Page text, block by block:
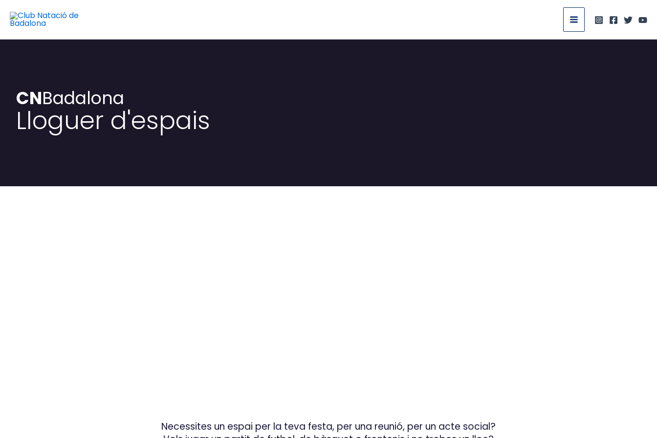
CNBadalona
Lloguer d'espais
Necessites un espai per la teva festa, per una reunió, per un acte social?